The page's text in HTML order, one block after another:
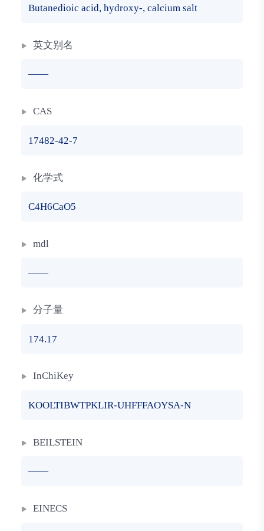
Butanedioic acid, hydroxy-, calcium salt
英文别名
——
CAS
17482-42-7
化学式
C4H6CaO5
mdl
——
分子量
174.17
InChiKey
KOOLTIBWTPKLIR-UHFFFAOYSA-N
BEILSTEIN
——
EINECS